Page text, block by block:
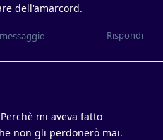
dell'amarcord.
Rispondi
mi aveva fatto
non gli perdonerò mai.